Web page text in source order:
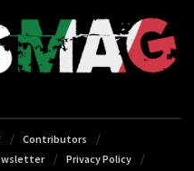
Contributors
Privacy Policy